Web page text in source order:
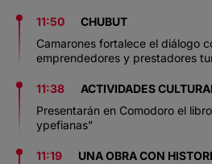
11:50
CHUBUT
Camarones fortalece el diálogo
emprendedores y prestadores
11:38
ACTIVIDADES
Presentarán en Comodoro el
ypefianas”
11:19
UNA OBRA CON